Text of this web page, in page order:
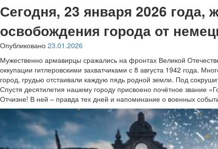
Сегодня, 23 января 2026
освобождения города от
Опубликовано 23.01.2026
Мужественно армавирцы сражались на фронтах Великой
оккупации гитлеровскими захватчиками с 8 августа 1942 года.
город, грудью отстаивали каждую пядь родной земли. Под
Спустя десятилетия нашему городу присвоено почётное звание
Отчизне! В ней – правда тех дней и напоминание о военных